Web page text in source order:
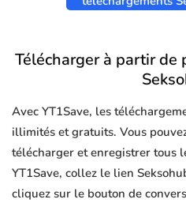
Télécharger à partir de
Avec YT1Save, les
illimités et gratuits. Vous
télécharger et enregistrer tous
YT1Save, collez le lien
cliquez sur le bouton de